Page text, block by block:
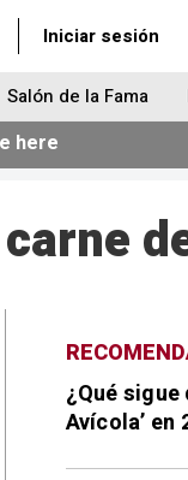
Iniciar sesión
Salón de la Fama
here
¿Qué
Avícola’ en